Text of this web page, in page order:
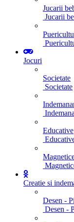
Jucarii
Jucarii
Jocuri
Societate
Societate
Educative
Creatie si
Desen -
Desen -